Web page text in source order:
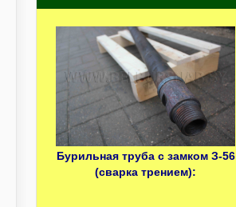
Бурильная труба с замком З-56
(сварка трением):